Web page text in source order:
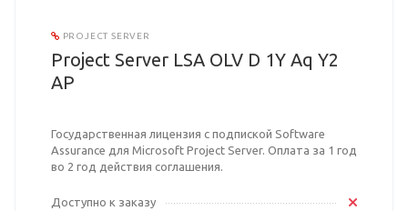
PROJECT SERVER
Project Server LSA OLV D 1Y Aq Y2
AP
Государственная лицензия с подпиской Software
Assurance для Microsoft Project Server. Оплата за 1 год
во 2 год действия соглашения.
Доступно к заказу